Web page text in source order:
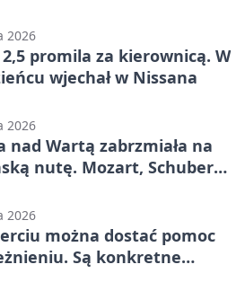
2026
promila za kierownicą. W
wjechał w Nissana
2026
nad Wartą zabrzmiała na
nutę. Mozart, Schubert i
2026
można dostać pomoc
Są konkretne